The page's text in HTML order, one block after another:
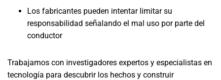
Los fabricantes pueden intentar limitar su
responsabilidad señalando el mal uso por parte del
conductor
Trabajamos con investigadores expertos y especialistas en
tecnología para descubrir los hechos y construir